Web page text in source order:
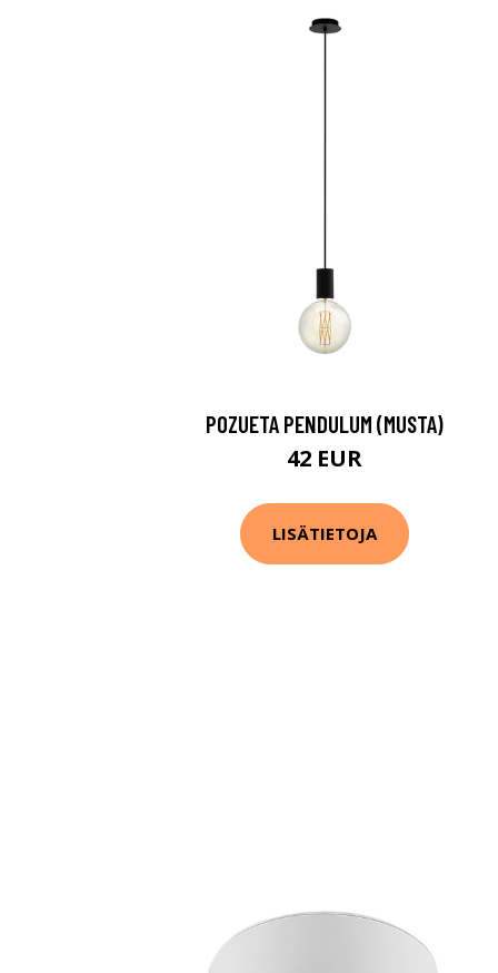
POZUETA PENDULUM (MUSTA)
42 EUR
LISÄTIETOJA